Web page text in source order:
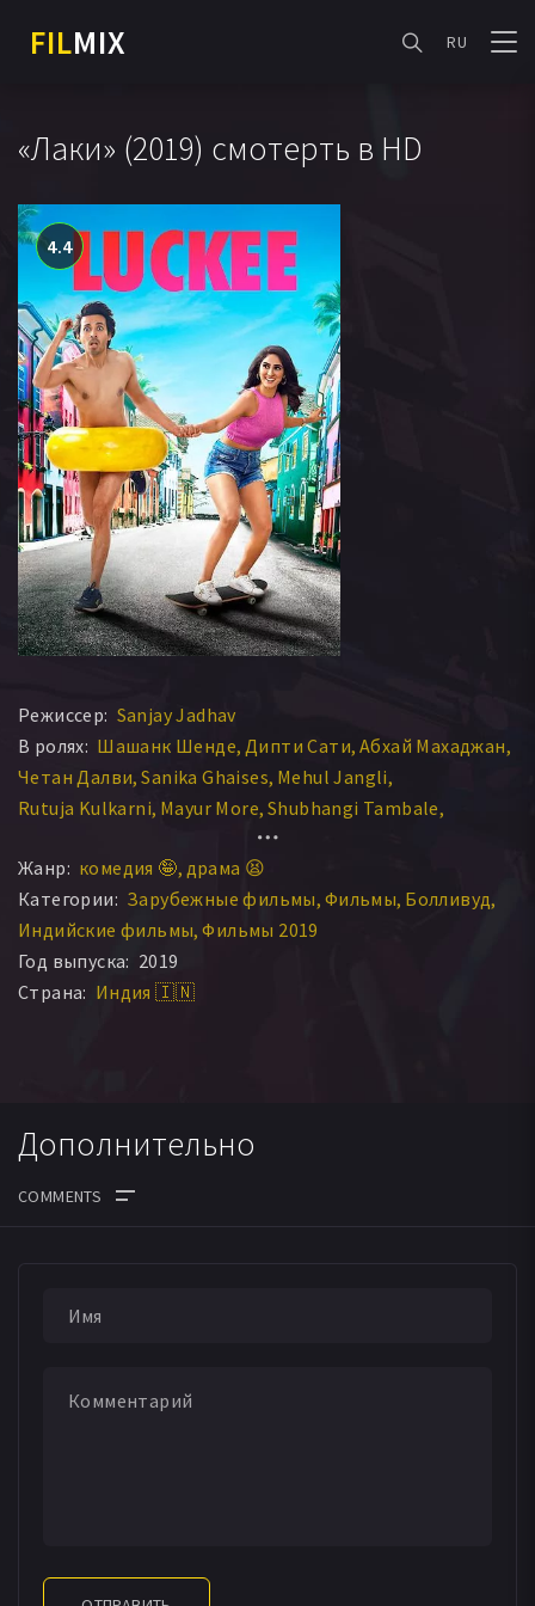
FILMIX RU
«Лаки» (2019) смотерть в HD
4.4
Режиссер: Sanjay Jadhav
В ролях: Шашанк Шенде Дипти Сати Абхай Махаджан
Четан Далви Sanika Ghaises Mehul Jangli
Rutuja Kulkarni Mayur More Shubhangi Tambale
Жанр: комедия 🤪 драма 😫
Категории: Зарубежные фильмы Фильмы Болливуд
Индийские фильмы Фильмы 2019
Год выпуска: 2019
Страна: Индия 🇮🇳
Дополнительно